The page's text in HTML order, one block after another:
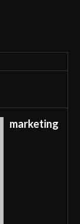
marketing